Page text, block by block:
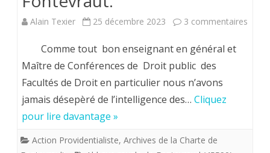
Alain Texier 25 décembre 2023 3 commentaires
Comme tout bon enseignant en général et
Maître de Conférences de Droit public des
Facultés de Droit en particulier nous n’avons
jamais désepèré de l’intelligence des… Cliquez
pour lire davantage »
Action Providentialiste, Archives de la Charte de